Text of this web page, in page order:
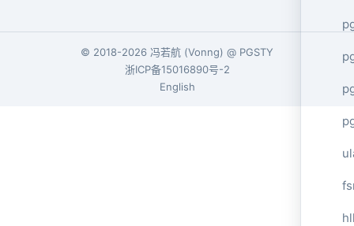
© 2018-2026 冯若航 (Vonng) @ PGSTY
浙ICP备15016890号-2
English